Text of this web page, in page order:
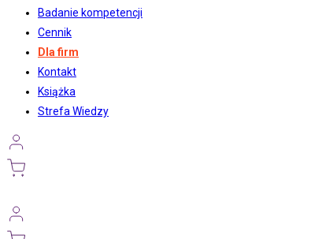
Badanie kompetencji
Cennik
Dla firm
Kontakt
Książka
Strefa Wiedzy